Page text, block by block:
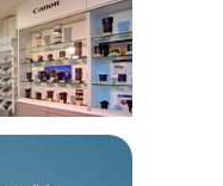
infime soit-il, même
efficiente sur 90 %
sur les bords de
prises de vue